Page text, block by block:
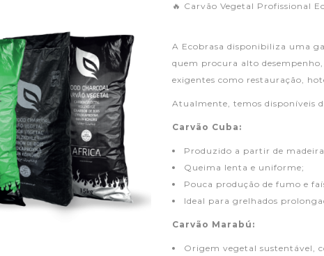
🔥 Carvão Vegetal Profissional
A Ecobrasa disponibiliza uma
quem procura alto
exigentes como restauração,
Atualmente, temos disponíveis
Carvão Cuba:
Produzido a partir de
Queima lenta e uniforme;
Pouca produção de fumo e
Ideal para grelhados
Carvão Marabú:
Origem vegetal sustentável,